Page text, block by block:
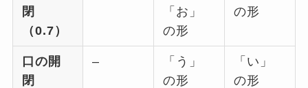
閉
（0.7）
「お」
の形
の形
口の開
閉
–
「う」
の形
「い」
の形